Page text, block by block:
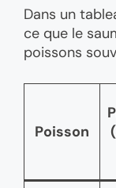
Dans un
ce que le
poissons
Poisson